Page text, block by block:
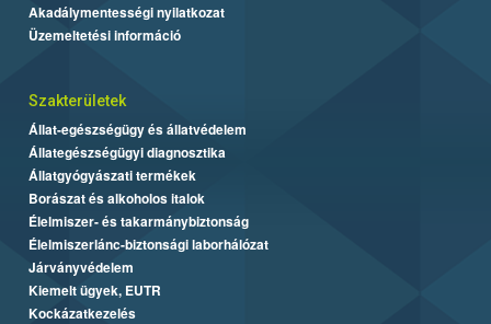
Akadálymentességi nyilatkozat
Üzemeltetési információ
Szakterületek
Állat-egészségügy és állatvédelem
Állategészségügyi diagnosztika
Állatgyógyászati termékek
Borászat és alkoholos italok
Élelmiszer- és takarmánybiztonság
Élelmiszerlánc-biztonsági laborhálózat
Járványvédelem
Kiemelt ügyek, EUTR
Kockázatkezelés